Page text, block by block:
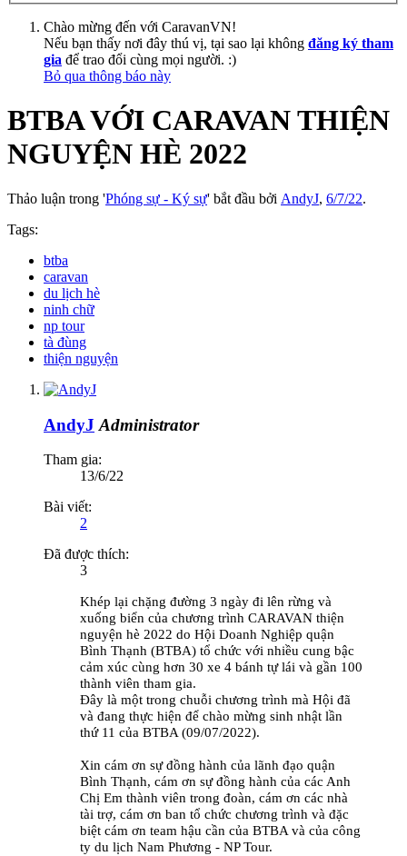
Chào mừng đến với CaravanVN!
Nếu bạn thấy nơi đây thú vị, tại sao lại không đăng ký tham
gia để trao đổi cùng mọi người. :)
Bỏ qua thông báo này
BTBA VỚI CARAVAN THIỆN
NGUYỆN HÈ 2022
Thảo luận trong 'Phóng sự - Ký sự' bắt đầu bởi AndyJ, 6/7/22.
Tags:
btba
caravan
du lịch hè
ninh chữ
np tour
tà đùng
thiện nguyện
AndyJ Administrator
Tham gia:
13/6/22
Bài viết:
2
Đã được thích:
3
Khép lại chặng đường 3 ngày đi lên rừng và
xuống biển của chương trình CARAVAN thiện
nguyện hè 2022 do Hội Doanh Nghiệp quận
Bình Thạnh (BTBA) tổ chức với nhiều cung bậc
cảm xúc cùng hơn 30 xe 4 bánh tự lái và gần 100
thành viên tham gia.
Đây là một trong chuỗi chương trình mà Hội đã
và đang thực hiện để chào mừng sinh nhật lần
thứ 11 của BTBA (09/07/2022).
Xin cám ơn sự đồng hành của lãnh đạo quận
Bình Thạnh, cám ơn sự đồng hành của các Anh
Chị Em thành viên trong đoàn, cám ơn các nhà
tài trợ, cám ơn ban tổ chức chương trình và đặc
biệt cám ơn team hậu cần của BTBA và của công
ty du lịch Nam Phương - NP Tour.